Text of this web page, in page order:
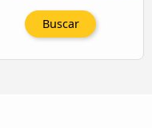
Buscar